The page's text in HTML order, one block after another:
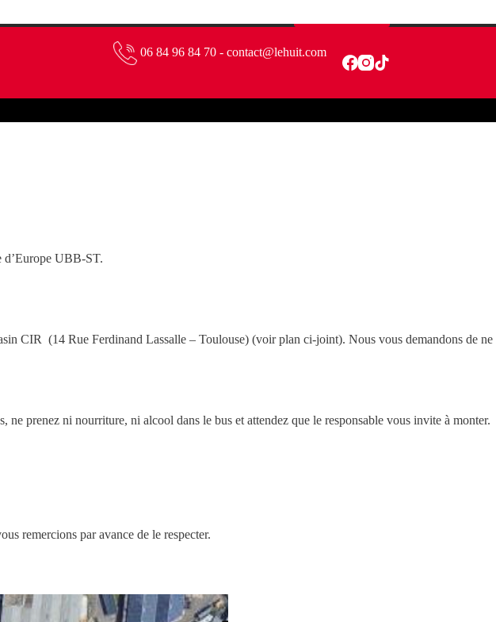
06 84 96 84 70 - contact@lehuit.com
d’Europe UBB-ST.
CIR (14 Rue Ferdinand Lassalle – Toulouse) (voir plan ci-joint). Nous vous demandons de ne
prenez ni nourriture, ni alcool dans le bus et attendez que le responsable vous invite à monter.
remercions par avance de le respecter.